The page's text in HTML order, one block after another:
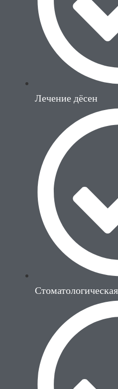
Лечение дёсен